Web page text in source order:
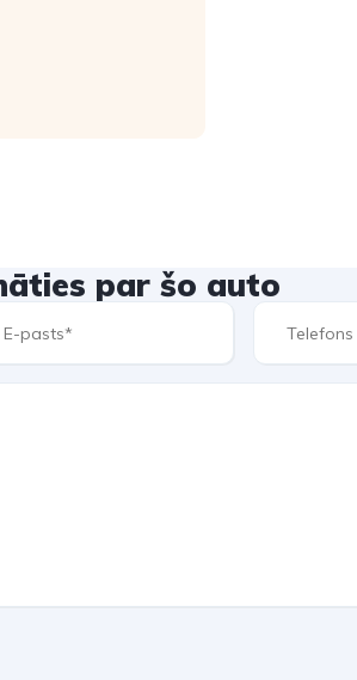
par šo auto